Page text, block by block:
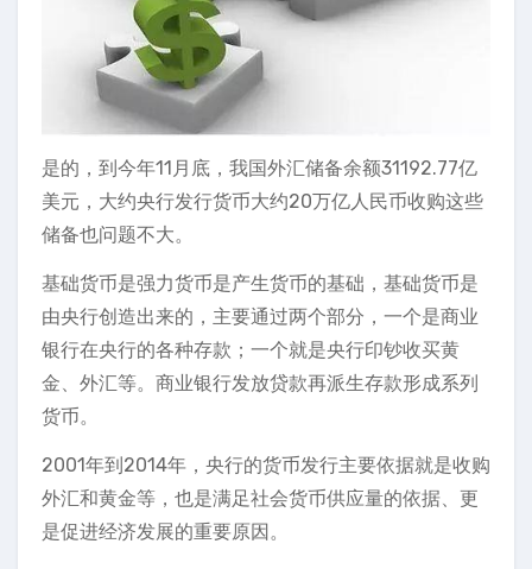
是的，到今年11月底，我国外汇储备余额31192.77亿
美元，大约央行发行货币大约20万亿人民币收购这些
储备也问题不大。
基础货币是强力货币是产生货币的基础，基础货币是
由央行创造出来的，主要通过两个部分，一个是商业
银行在央行的各种存款；一个就是央行印钞收买黄
金、外汇等。商业银行发放贷款再派生存款形成系列
货币。
2001年到2014年，央行的货币发行主要依据就是收购
外汇和黄金等，也是满足社会货币供应量的依据、更
是促进经济发展的重要原因。